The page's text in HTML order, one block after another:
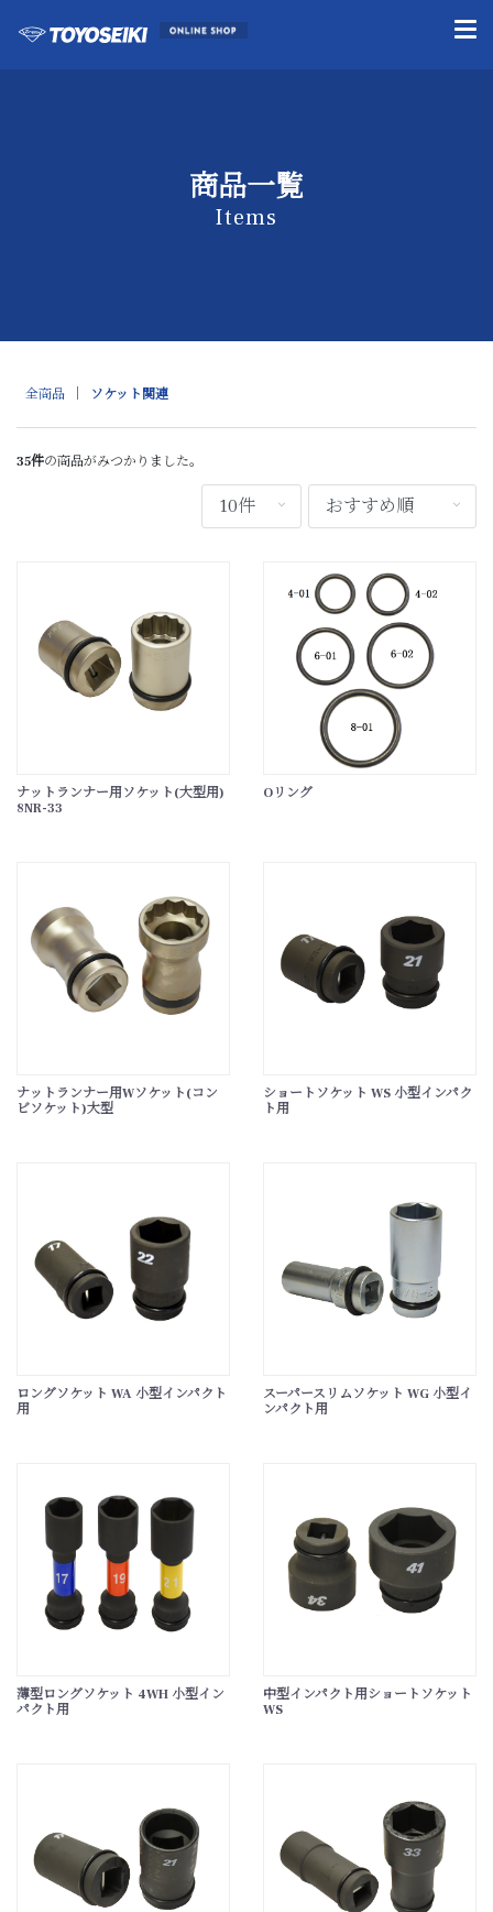
商品一覧
Items
全商品 ソケット関連
35件の商品がみつかりました。
ナットランナー用ソケット(大型用)
8NR-33
Oリング
ナットランナー用Wソケット(コン
ビソケット)大型
ショートソケット WS 小型インパク
ト用
ロングソケット WA 小型インパクト
用
スーパースリムソケット WG 小型イ
ンパクト用
薄型ロングソケット 4WH 小型イン
パクト用
中型インパクト用ショートソケット
WS